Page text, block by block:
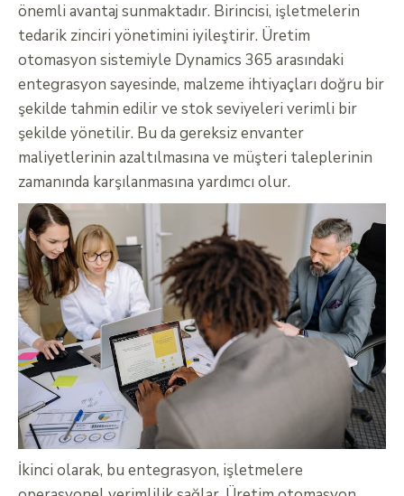
önemli avantaj sunmaktadır. Birincisi, işletmelerin
tedarik zinciri yönetimini iyileştirir. Üretim
otomasyon sistemiyle Dynamics 365 arasındaki
entegrasyon sayesinde, malzeme ihtiyaçları doğru bir
şekilde tahmin edilir ve stok seviyeleri verimli bir
şekilde yönetilir. Bu da gereksiz envanter
maliyetlerinin azaltılmasına ve müşteri taleplerinin
zamanında karşılanmasına yardımcı olur.
İkinci olarak, bu entegrasyon, işletmelere